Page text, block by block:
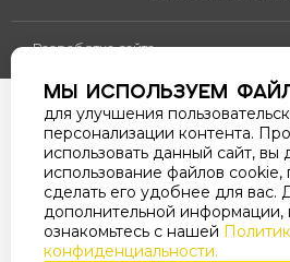
Разработка сайта
Мы используем
для улучшения
персонализации контента.
использовать данный сайт, вы
использование файлов
сделать его удобнее для вас.
дополнительной информации,
ознакомьтесь с нашей
конфиденциальности.